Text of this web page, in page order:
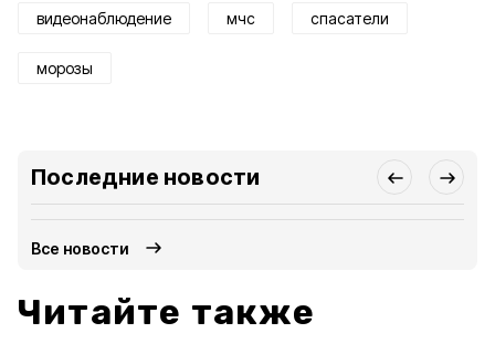
видеонаблюдение мчс спасатели
морозы
Последние новости
Все новости
Читайте также